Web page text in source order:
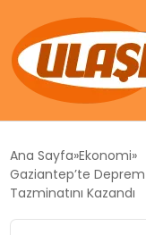
SIYASET
Ana Sayfa Ekonomi
Gaziantep’te Deprem
Tazminatını Kazandı